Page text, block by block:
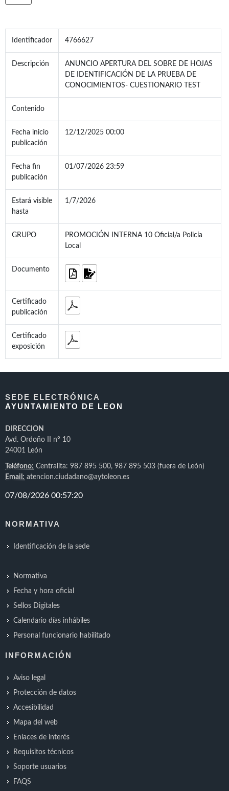
Identificador 4766627
Descripción
ANUNCIO APERTURA DEL SOBRE DE HOJAS
DE IDENTIFICACIÓN DE LA PRUEBA DE
CONOCIMIENTOS- CUESTIONARIO TEST
Contenido
Fecha inicio
publicación
12/12/2025 00:00
Fecha fin
publicación
01/07/2026 23:59
Estará visible
hasta
1/7/2026
GRUPO
PROMOCIÓN INTERNA 10 Oficial/a Policía
Local
Documento
Certificado
publicación
Certificado
exposición
SEDE ELECTRÓNICA
AYUNTAMIENTO DE LEON
DIRECCION
Avd. Ordoño II nº 10
24001 León
Teléfono: Centralita: 987 895 500, 987 895 503 (fuera de León)
Email: atencion.ciudadano@aytoleon.es
NORMATIVA
Identificación de la sede
Normativa
Fecha y hora oficial
Sellos Digitales
Calendario días inhábiles
Personal funcionario habilitado
INFORMACIÓN
Aviso legal
Protección de datos
Accesibilidad
Mapa del web
Enlaces de interés
Requisitos técnicos
Soporte usuarios
FAQS